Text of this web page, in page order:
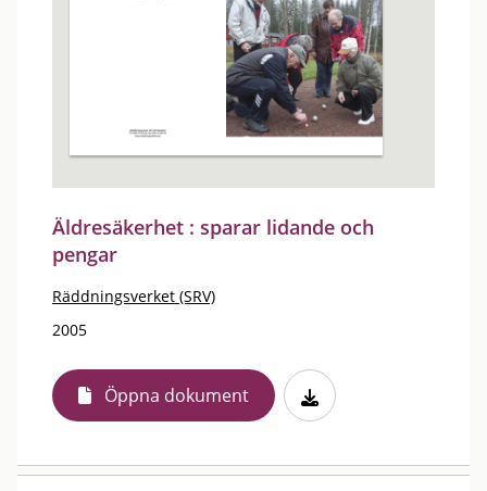
Äldresäkerhet : sparar lidande och
pengar
Räddningsverket (SRV)
2005
Öppna dokument